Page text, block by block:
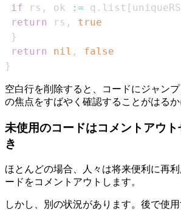
if rs , ok := q . list [ uniqueRS
return
rs ,
true
}
return
nil ,
false
}
空白行を削除すると、コードにジャン
の焦点をすばやく確認することがはるか
未使用のコードはコメントアウ
き
ほとんどの場合、人々は将来便利に再
ードをコメントアウトします。
しかし、別の状況があります。後で使